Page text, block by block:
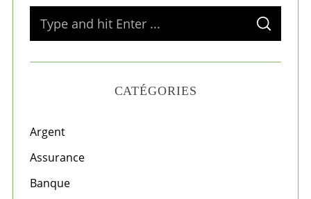
f
o
:
S
A
C
CATÉGORIES
Argent
Assurance
Banque